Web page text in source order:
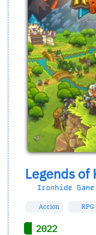
Legends of
Ironhide
Acción RPG
2022